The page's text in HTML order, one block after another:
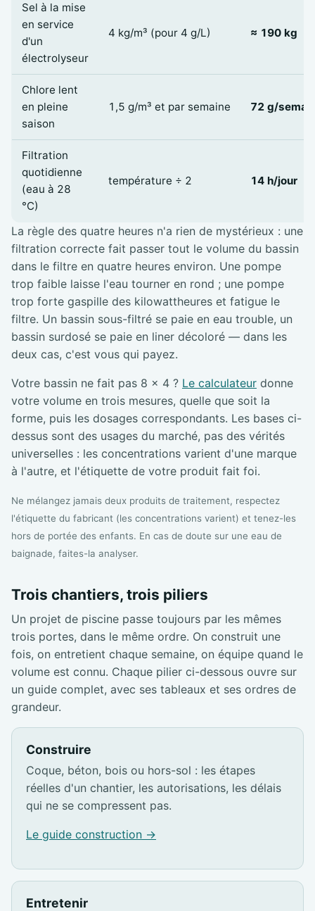
Sel à la mise
en service
d'un
électrolyseur
4 kg/m³ (pour 4 g/L) ≈ 190 kg
Chlore lent
en pleine
saison
1,5 g/m³ et par semaine 72 g/
Filtration
quotidienne
(eau à 28
°C)
température ÷ 2 14 h/jour
La règle des quatre heures n'a rien de mystérieux : une
filtration correcte fait passer tout le volume du bassin
dans le filtre en quatre heures environ. Une pompe
trop faible laisse l'eau tourner en rond ; une pompe
trop forte gaspille des kilowattheures et fatigue le
filtre. Un bassin sous-filtré se paie en eau trouble, un
bassin surdosé se paie en liner décoloré — dans les
deux cas, c'est vous qui payez.
Votre bassin ne fait pas 8 × 4 ? Le calculateur donne
votre volume en trois mesures, quelle que soit la
forme, puis les dosages correspondants. Les bases ci-
dessus sont des usages du marché, pas des vérités
universelles : les concentrations varient d'une marque
à l'autre, et l'étiquette de votre produit fait foi.
Ne mélangez jamais deux produits de traitement, respectez
l'étiquette du fabricant (les concentrations varient) et tenez-les
hors de portée des enfants. En cas de doute sur une eau de
baignade, faites-la analyser.
Trois chantiers, trois piliers
Un projet de piscine passe toujours par les mêmes
trois portes, dans le même ordre. On construit une
fois, on entretient chaque semaine, on équipe quand le
volume est connu. Chaque pilier ci-dessous ouvre sur
un guide complet, avec ses tableaux et ses ordres de
grandeur.
Construire
Coque, béton, bois ou hors-sol : les étapes
réelles d'un chantier, les autorisations, les délais
qui ne se compressent pas.
Le guide construction →
Entretenir